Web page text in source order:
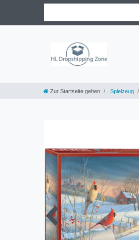
Zur Startseite gehen Spielzeug